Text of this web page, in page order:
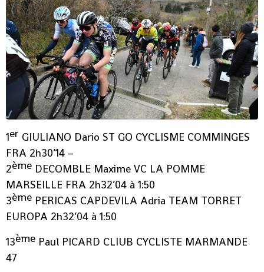
1er GIULIANO Dario ST GO CYCLISME COMMINGES
FRA 2h30’14 –
2ème DECOMBLE Maxime VC LA POMME
MARSEILLE FRA 2h32’04 à 1:50
3ème PERICAS CAPDEVILA Adria TEAM TORRET
EUROPA 2h32’04 à 1:50
13ème Paul PICARD CLIUB CYCLISTE MARMANDE
47